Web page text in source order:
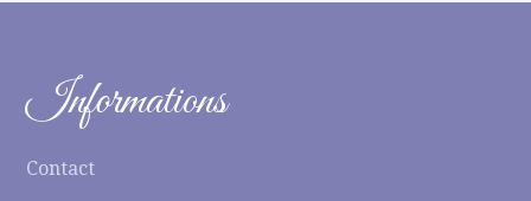
Informations
Contact